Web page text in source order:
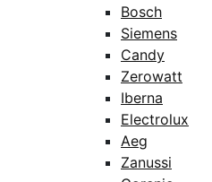
Bosch
Siemens
Candy
Zerowatt
Iberna
Electrolux
Aeg
Zanussi